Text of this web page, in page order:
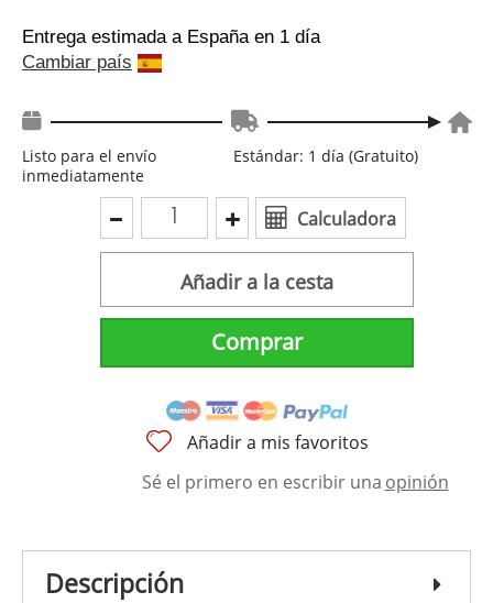
Entrega estimada a España en 1 día
Cambiar país
Listo para el envío
inmediatamente
Estándar: 1 día (Gratuito)
Calculadora
Añadir a la cesta
Comprar
Añadir a mis favoritos
Sé el primero en escribir una opinión
Descripción